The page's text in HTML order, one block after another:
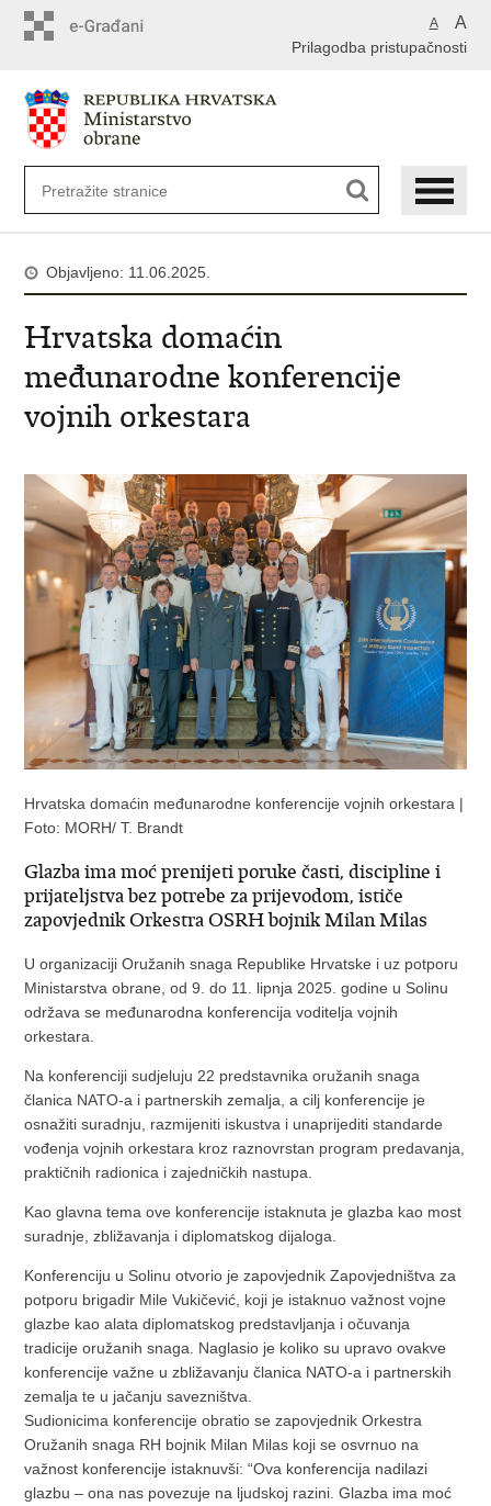
A A
Prilagodba pristupačnosti
Objavljeno: 11.06.2025.
Hrvatska domaćin
međunarodne konferencije
vojnih orkestara
Hrvatska domaćin međunarodne konferencije vojnih orkestara |
Foto: MORH/ T. Brandt
Glazba ima moć prenijeti poruke časti, discipline i
prijateljstva bez potrebe za prijevodom, ističe
zapovjednik Orkestra OSRH bojnik Milan Milas
U organizaciji Oružanih snaga Republike Hrvatske i uz potporu
Ministarstva obrane, od 9. do 11. lipnja 2025. godine u Solinu
održava se međunarodna konferencija voditelja vojnih
orkestara.
Na konferenciji sudjeluju 22 predstavnika oružanih snaga
članica NATO-a i partnerskih zemalja, a cilj konferencije je
osnažiti suradnju, razmijeniti iskustva i unaprijediti standarde
vođenja vojnih orkestara kroz raznovrstan program predavanja,
praktičnih radionica i zajedničkih nastupa.
Kao glavna tema ove konferencije istaknuta je glazba kao most
suradnje, zbližavanja i diplomatskog dijaloga.
Konferenciju u Solinu otvorio je zapovjednik Zapovjedništva za
potporu brigadir Mile Vukičević, koji je istaknuo važnost vojne
glazbe kao alata diplomatskog predstavljanja i očuvanja
tradicije oružanih snaga. Naglasio je koliko su upravo ovakve
konferencije važne u zbližavanju članica NATO-a i partnerskih
zemalja te u jačanju savezništva.
Sudionicima konferencije obratio se zapovjednik Orkestra
Oružanih snaga RH bojnik Milan Milas koji se osvrnuo na
važnost konferencije istaknuvši: “Ova konferencija nadilazi
glazbu – ona nas povezuje na ljudskoj razini. Glazba ima moć